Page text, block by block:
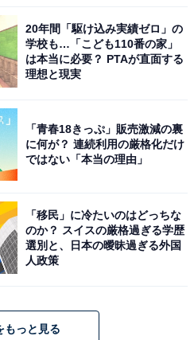
20年間「駆け込み実績ゼロ」の
学校も…「こども110番の家」
は本当に必要？ PTAが直面する
理想と現実
「青春18きっぷ」販売激減の裏
に何が？ 連続利用の厳格化だけ
ではない「本当の理由」
「移民」に冷たいのはどっちな
のか？ スイスの厳格過ぎる学歴
選別と、日本の曖昧過ぎる外国
人政策
もっと見る